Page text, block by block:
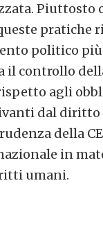
Piuttosto
pratiche
politico
il controllo
agli
dal diritto
della
in
umani.